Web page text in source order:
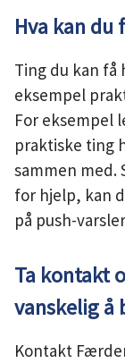
Hva kan du
Ting du kan
eksempel
For eksempel
praktiske ting
sammen med.
for hjelp, kan
på push-
Ta kontakt
vanskelig å
Kontakt